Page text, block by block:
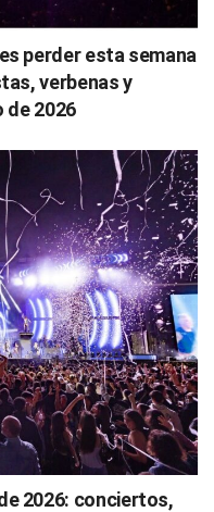
perder esta semana
verbenas y
de 2026
2026: conciertos,